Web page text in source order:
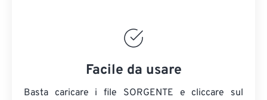
Facile da usare
Basta caricare i file SORGENTE e cliccare sul